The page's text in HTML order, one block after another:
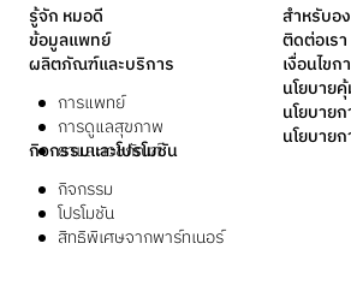
รู้จัก หมอดี
ข้อมูลแพทย์
ผลิตภัณฑ์และบริการ
การแพทย์
การดูแลสุขภาพ
ยาและเวชภัณฑ์
กิจกรรมและโปรโมชัน
กิจกรรม
โปรโมชัน
สิทธิพิเศษจากพาร์ทเนอร์
สำหรับอ
ติดต่อเรา
เงื่อนไขก
นโยบาย
นโยบาย
นโยบาย